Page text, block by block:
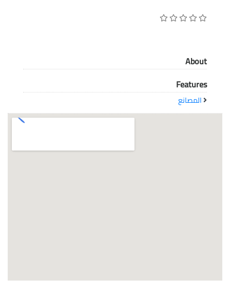
معاً نحو خلق مجتمع مبدع في عالم الأزياء
About
Features
المصانع